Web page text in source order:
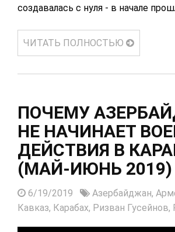
создавалась с нуля - в начале
ЧИТАТЬ ПОЛНОСТЬЮ
ПОЧЕМУ
НЕ НАЧИНАЕТ
ДЕЙСТВИЯ В
(МАЙ-ИЮНЬ 2019)
6/19/2019 Азербайджан,
Кавказ, Карабах, Ризван Гусейнов,